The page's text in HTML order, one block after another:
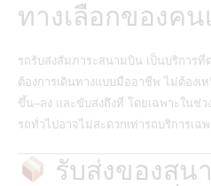
ทางเลือกของค
รถรับส่งสัมภาระสนามบิน เป็นบริการ
ต้องการเดินทางแบบมืออาชีพ ไม่ต้อง
ขึ้น–ลง และขับส่งถึงที่ โดยเฉพาะในช่ว
รถทั่วไปอาจไม่สะดวกเท่ารถบริการเฉ
รับส่งของสน